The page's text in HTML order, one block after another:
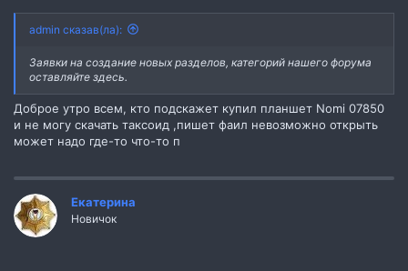
admin сказав(ла):
Заявки на создание новых разделов, категорий нашего форума
оставляйте здесь.
Доброе утро всем, кто подскажет купил планшет Nomi 07850
и не могу скачать таксоид ,пишет фаил невозможно открыть
может надо где-то что-то п
Екатерина
Новичок